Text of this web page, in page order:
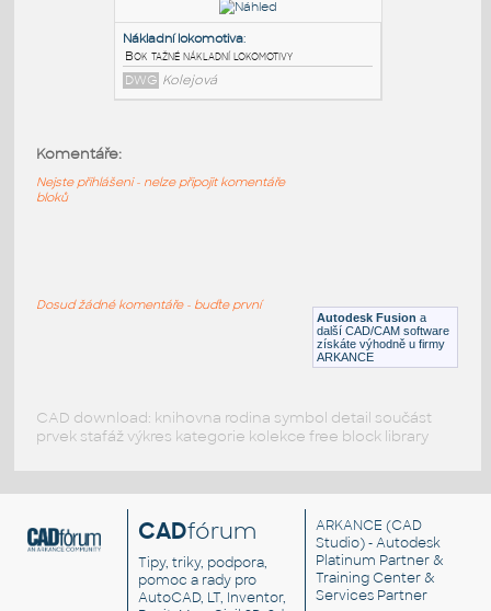
Světelné signalizační zařízení 5.25.1
Světelné signalizační zařízení
DWG Dopravní zařízení
Uzavírací ventil - tažná litina
Bok tažné nákladní lokomotivy
Autodesk Fusion a
další CAD/CAM software
získáte výhodně u firmy
ARKANCE
Komentáře:
Nejste přihlášeni - nelze připojit komentáře
bloků
Dosud žádné komentáře - buďte první
CAD download: knihovna rodina symbol detail součást
prvek stafáž výkres kategorie kolekce free block library
CADfórum
Tipy, triky, podpora,
pomoc a rady pro
AutoCAD, LT, Inventor,
ARKANCE (CAD
Studio) - Autodesk
Platinum Partner &
Training Center &
Services Partner